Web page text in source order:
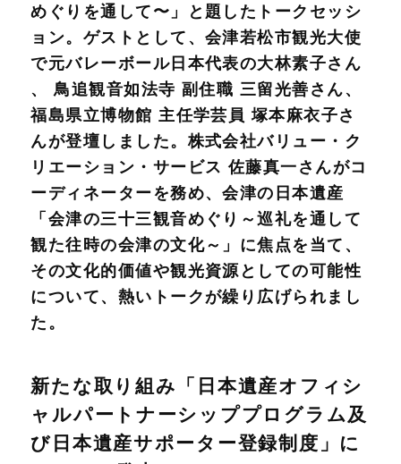
めぐりを通して〜」と題したトークセッシ
ョン。ゲストとして、会津若松市観光大使
で元バレーボール日本代表の大林素子さん
、 鳥追観音如法寺 副住職 三留光善さん、
福島県立博物館 主任学芸員 塚本麻衣子さ
んが登壇しました。株式会社バリュー・ク
リエーション・サービス 佐藤真一さんがコ
ーディネーターを務め、会津の日本遺産
「会津の三十三観音めぐり～巡礼を通して
観た往時の会津の文化～」に焦点を当て、
その文化的価値や観光資源としての可能性
について、熱いトークが繰り広げられまし
た。
新たな取り組み「日本遺産オフィシ
ャルパートナーシッププログラム及
び日本遺産サポーター登録制度」に